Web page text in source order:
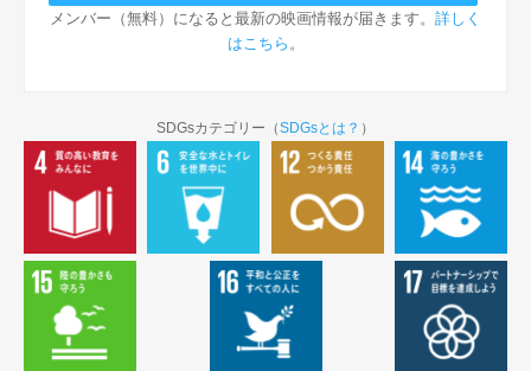
メンバー（無料）になると最新の映画情報が届きます。 詳しく
はこちら 。
SDGsカテゴリー（SDGsとは？ ）